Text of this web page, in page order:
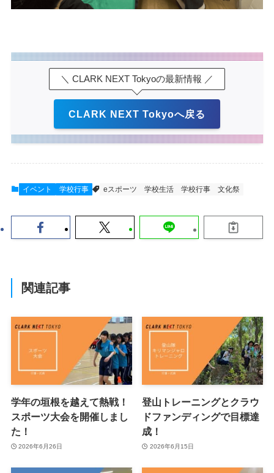
＼ CLARK NEXT Tokyoの最新情報 ／
CLARK NEXT Tokyoへ戻る
イベント 学校行事 eスポーツ 学校生活 学校行事 文化祭
関連記事
学年の垣根を越えて熱戦！
スポーツ大会を開催しまし
た！
2026年6月26日
登山トレーニングとクラウ
ドファンディングで目標達
成！
2026年6月15日